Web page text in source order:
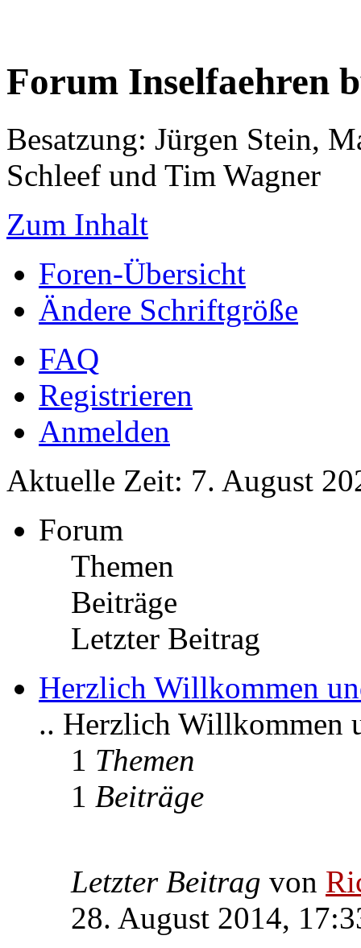
Forum Inselfaehren
Besatzung: Jürgen Stein,
Schleef und Tim Wagner
Zum Inhalt
Foren-Übersicht
Ändere Schriftgröße
FAQ
Registrieren
Anmelden
Aktuelle Zeit: 7. August
Forum
Themen
Beiträge
Letzter Beitrag
Herzlich Willkommen
.. Herzlich Willkommen
1 Themen
1 Beiträge
Letzter Beitrag von
28. August 2014,